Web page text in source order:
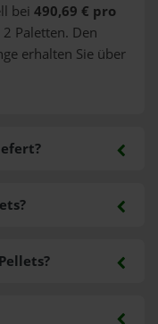
bei 490,69 € pro
Paletten. Den
erhalten Sie über